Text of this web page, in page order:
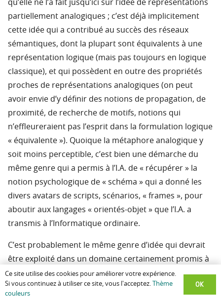
qu’elle ne l’a fait jusqu’ici sur l’idée de représentations
partiellement analogiques ; c’est déjà implicitement
cette idée qui a contribué au succès des réseaux
sémantiques, dont la plupart sont équivalents à une
représentation logique (mais pas toujours en logique
classique), et qui possèdent en outre des propriétés
proches de représentations analogiques (on peut
avoir envie d’y définir des notions de propagation, de
proximité, de recherche de motifs, notions qui
n’effleureraient pas l’esprit dans la formulation logique
« équivalente »). Quoique la métaphore analogique y
soit moins perceptible, c’est bien une démarche du
même genre qui a permis à l’I.A. de « récupérer » la
notion psychologique de « schéma » qui a donné les
divers avatars de scripts, scénarios, « frames », pour
aboutir aux langages « orientés-objet » que l’I.A. a
transmis à l’Informatique ordinaire.
C’est probablement le même genre d’idée qui devrait
être exploité dans un domaine certainement promis à
une rapide évolution : la représentation cognitive des
relations spatio-temporelles (parmi les apports les
Ce site utilise des cookies pour améliorer votre expérience.
Si vous continuez à utiliser ce site, vous l'acceptez.
Thème
couleurs
OK